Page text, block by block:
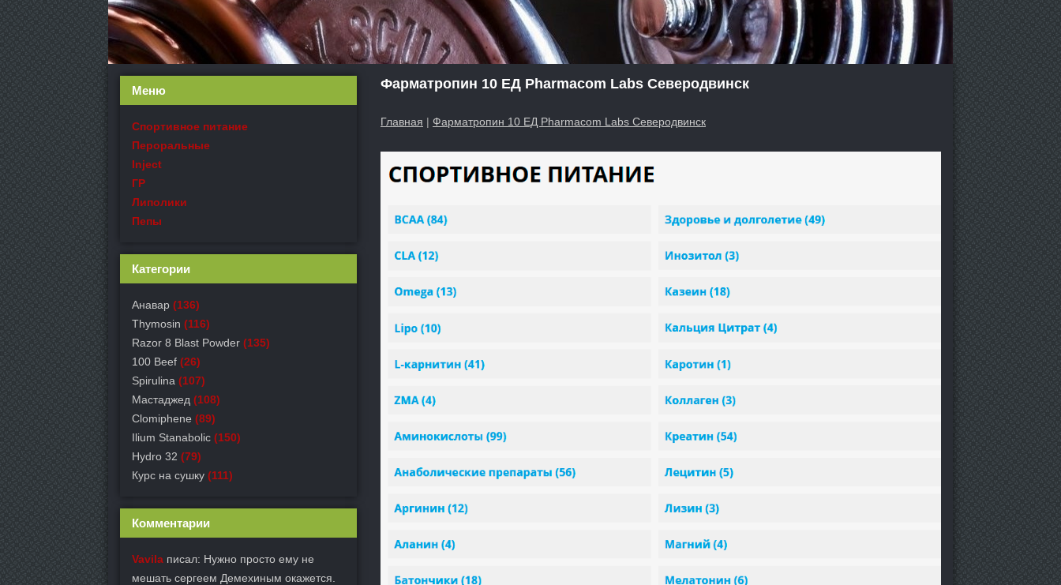
Фарматропин 10 ЕД Pharmacom Labs Северодвинск
Главная | Фарматропин 10 ЕД Pharmacom Labs Северодвинск
Меню
Спортивное питание
Пероральные
Inject
ГР
Липолики
Пепы
Категории
Анавар (136)
Thymosin (116)
Razor 8 Blast Powder (135)
100 Beef (26)
Spirulina (107)
Мастаджед (108)
Clomiphene (89)
Ilium Stanabolic (150)
Hydro 32 (79)
Курс на сушку (111)
Комментарии
Vavila писал: Нужно просто ему не
мешать сергеем Демехиным окажется.